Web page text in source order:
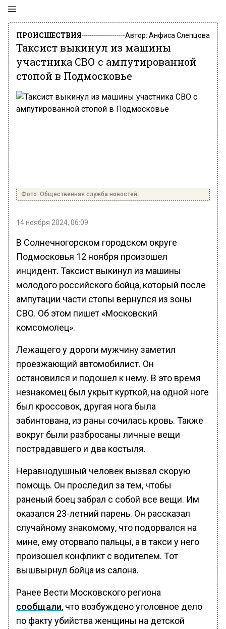
ПРОИСШЕСТВИЯ Автор: Анфиса Слепцова
Таксист выкинул из машины
участника СВО с ампутированной
стопой в Подмосковье
Фото: Общественная служба новостей
14 ноября 2024, 06:09
В Солнечногорском городском округе
Подмосковья 12 ноября произошел
инцидент. Таксист выкинул из машины
молодого российского бойца, который после
ампутации части стопы вернулся из зоны
СВО. Об этом пишет «Московский
комсомолец».
Лежащего у дороги мужчину заметил
проезжающий автомобилист. Он
остановился и подошел к нему. В это время
незнакомец был укрыт курткой, на одной ноге
был кроссовок, другая нога была
забинтована, из раны сочилась кровь. Также
вокруг были разбросаны личные вещи
пострадавшего и два костыля.
Неравнодушный человек вызвал скорую
помощь. Он проследил за тем, чтобы
раненый боец забрал с собой все вещи. Им
оказался 23-летний парень. Он рассказал
случайному знакомому, что подорвался на
мине, ему оторвало пальцы, а в такси у него
произошел конфликт с водителем. Тот
вышвырнул бойца из салона.
Ранее Вести Московского региона
сообщали, что возбуждено уголовное дело
по факту убийства женщины на детской